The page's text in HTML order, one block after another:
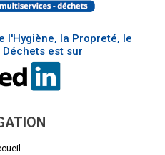
l'Hygiène, la Propreté, le
est sur